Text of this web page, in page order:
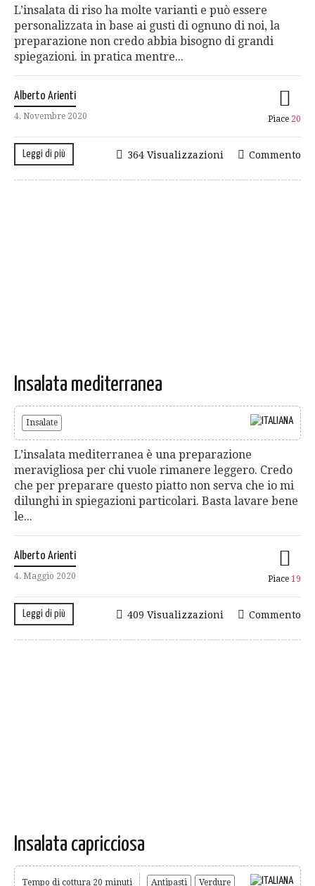
L’insalata di riso ha molte varianti e può essere
personalizzata in base ai gusti di ognuno di noi, la
preparazione non credo abbia bisogno di grandi
spiegazioni. in pratica mentre...
Alberto Arienti
4. Novembre 2020 Piace 20
Leggi di più Commento
364 Visualizzazioni
Insalata mediterranea
Insalate
L’insalata mediterranea è una preparazione
meravigliosa per chi vuole rimanere leggero. Credo
che per preparare questo piatto non serva che io mi
dilunghi in spiegazioni particolari. Basta lavare bene
le...
Alberto Arienti
4. Maggio 2020 Piace 19
Leggi di più Commento
409 Visualizzazioni
Insalata capricciosa
Tempo di cottura 20 minuti Antipasti Verdure